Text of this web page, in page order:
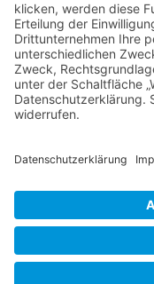
Alle Rechte
Kontakt AGB